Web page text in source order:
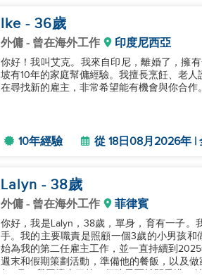
Ike - 36歲
外傭 - 曾在海外工作 印度尼西亞
你好！我叫艾克。我來自印尼，離婚了，擁
坡有10年的家庭幫傭經驗。我擅長烹飪、老
在尋找新的雇主，非常希望能有機會與你合
10年經驗 從 18日08月2026年 |
Lalyn - 38歲
外傭 - 曾在海外工作 菲律賓
你好，我是Lalyn，38歲，單身，育有一子
手。我的主要職責是照顧一個3歲的小男孩和做家務，我完
始為我的第二任雇主工作，並一直持續到
週末和假期策劃活動，準備他的餐飯，以及做